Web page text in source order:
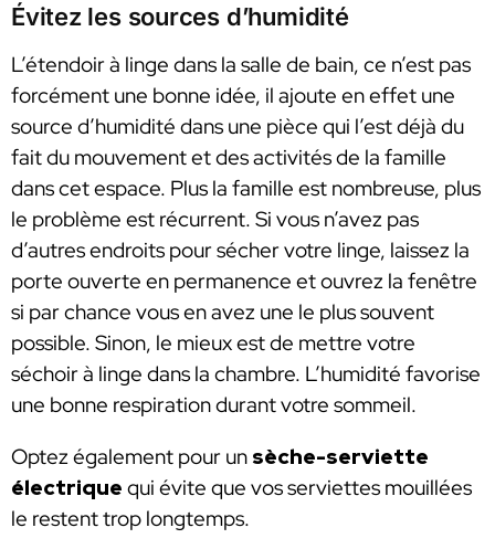
Évitez les sources d’humidité
L’étendoir à linge dans la salle de bain, ce n’est pas
forcément une bonne idée, il ajoute en effet une
source d’humidité dans une pièce qui l’est déjà du
fait du mouvement et des activités de la famille
dans cet espace. Plus la famille est nombreuse, plus
le problème est récurrent. Si vous n’avez pas
d’autres endroits pour sécher votre linge, laissez la
porte ouverte en permanence et ouvrez la fenêtre
si par chance vous en avez une le plus souvent
possible. Sinon, le mieux est de mettre votre
séchoir à linge dans la chambre. L’humidité favorise
une bonne respiration durant votre sommeil.
Optez également pour un sèche-serviette
électrique qui évite que vos serviettes mouillées
le restent trop longtemps.